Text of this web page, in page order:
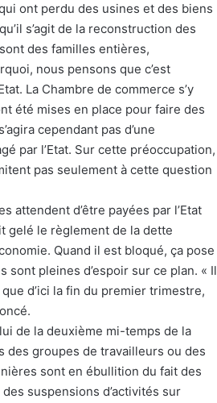
ont perdu des usines et des biens
s’agit de la reconstruction des
des familles entières,
nous pensons que c’est
La Chambre de commerce s’y
été mises en place pour faire des
cependant pas d’une
par l’Etat. Sur cette préoccupation,
pas seulement à cette question
attendent d’être payées par l’Etat
gelé le règlement de la dette
Quand il est bloqué, ça pose
sont pleines d’espoir sur ce plan. « Il
d’ici la fin du premier trimestre,
de la deuxième mi-temps de la
des groupes de travailleurs ou des
sont en ébullition du fait des
suspensions d’activités sur